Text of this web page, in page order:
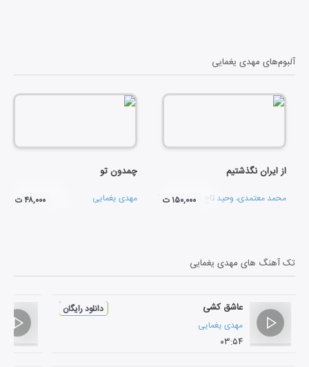
آلبوم‌های مهدی یغمایی
از ایران نگذشتیم
محمد معتمدی، وحید تاج وحسین علیشاپور
۱۵۰,۰۰۰ ت
چمدون تو
مهدی یغمایی ۴۸,۰۰۰ ت
تک آهنگ های مهدی یغمایی
عاشق کشی
مهدی یغمایی
۰۳:۵۴
دانلود رایگان